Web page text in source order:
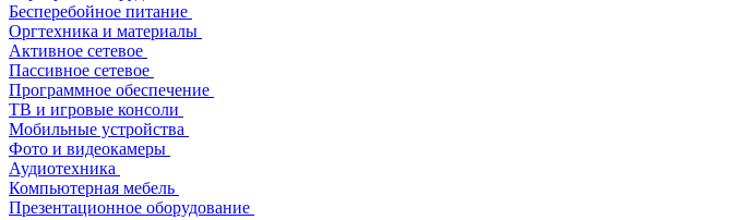
Бесперебойное питание
Оргтехника и материалы
Активное сетевое
Пассивное сетевое
Программное обеспечение
ТВ и игровые консоли
Мобильные устройства
Фото и видеокамеры
Аудиотехника
Компьютерная мебель
Презентационное оборудование